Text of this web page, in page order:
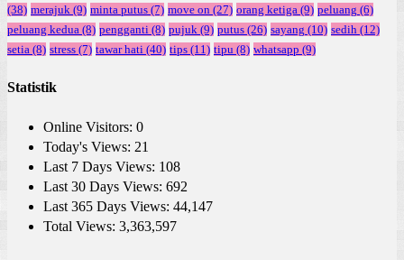
(38) merajuk (9) minta putus (7) move on (27) orang ketiga (9) peluang (6)
peluang kedua (8) pengganti (8) pujuk (9) putus (26) sayang (10) sedih (12)
setia (8) stress (7) tawar hati (40) tips (11) tipu (8) whatsapp (9)
Statistik
Online Visitors: 0
Today's Views: 21
Last 7 Days Views: 108
Last 30 Days Views: 692
Last 365 Days Views: 44,147
Total Views: 3,363,597